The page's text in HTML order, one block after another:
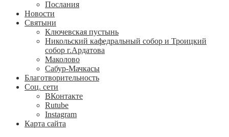
Послания
Новости
Святыни
Ключевская пустынь
Никольский кафедральный собор и Троицкий
собор г.Ардатова
Маколово
Сабур-Мачкасы
Благотворительность
Соц. сети
ВКонтакте
Rutube
Instagram
Карта сайта